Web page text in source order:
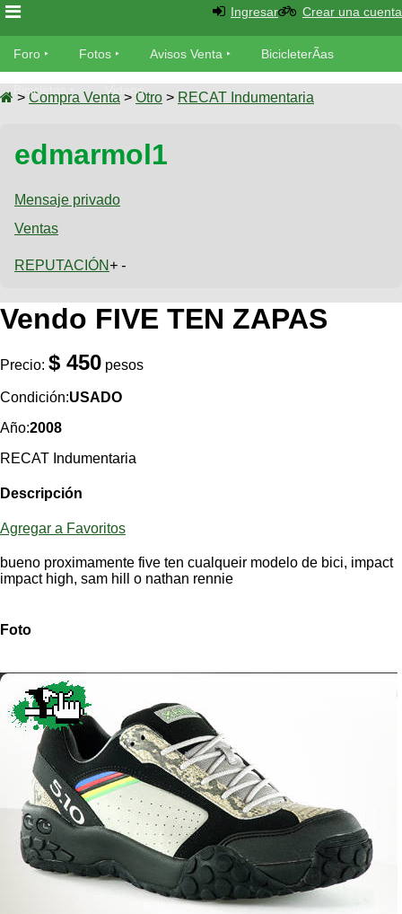
Foro
Foro
MecÃ¡nica
Fotos
SUBÃ
Galeria
XC
Viajes
triatlon
De
todo
Retro
Enduro
del
DÃA
Fotos
mas
votadas
Avisos
Ventas
SUBÃ
aviso
Buscar
Fotos
Categorias
COMPRO
CANJE
Mi
Compras
as
Bicicletas
Tandem
Freerider
TÃ©cnica
MecÃ¡nica
Robadas
Noticias
Videos
Cicloturismo
de
de
viajes
Foro
de
Usuarios
Ãšltimos
Buscar
Mis
Actividad
Ingresar Crear una cuenta
Foro Fotos Avisos Venta BicicleterÃ­as
Bicicletas Videos
> Compra Venta > Otro > RECAT Indumentaria
edmarmol1
Mensaje privado
Ventas
REPUTACIÓN + -
Vendo FIVE TEN ZAPAS
Precio: $ 450 pesos
Condición:USADO
Año:2008
RECAT Indumentaria
Descripción
Agregar a Favoritos
bueno proximamente five ten cualqueir modelo de bici, impact
impact high, sam hill o nathan rennie
Foto